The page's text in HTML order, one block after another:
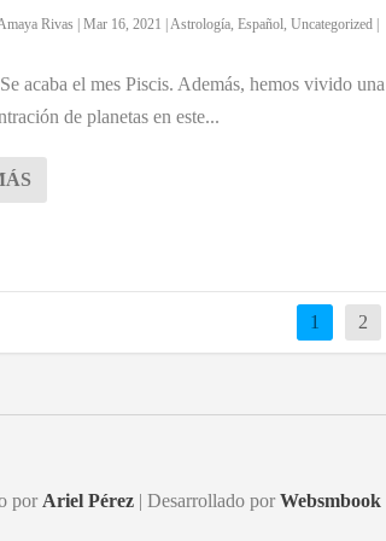
Rivas Mar 16, 2021 Astrología, Español, Uncategorized|
acaba el mes Piscis. Además, hemos vivido una
de planetas en este...
1 2
por Ariel Pérez | Desarrollado porWebsmbook